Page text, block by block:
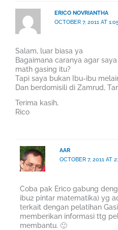
ERICO NOVRIANTHA
OCTOBER 7, 2011 AT
Salam, luar biasa ya
Bagaimana caranya agar
math gasing itu?
Tapi saya bukan Ibu-ibu
Dan berdomisili di Zamrud,
Terima kasih,
Rico
AAR
OCTOBER 7, 2011 AT
Coba pak Erico gabung
ibu2 pintar matematika) yg
terkait dengan pelatihan
memberikan informasi ttg
membantu. 🙂